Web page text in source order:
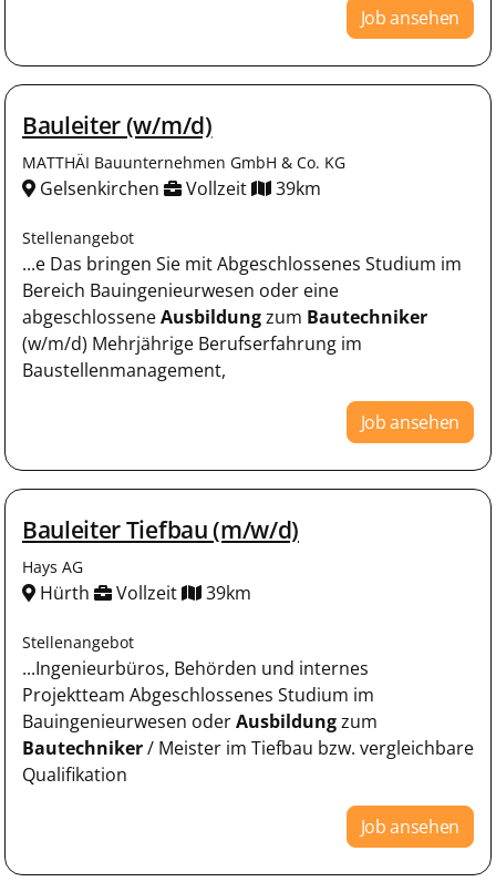
Job ansehen
Bauleiter (w/m/d)
MATTHÄI Bauunternehmen GmbH & Co. KG
Gelsenkirchen Vollzeit 39km
Stellenangebot
...e Das bringen Sie mit Abgeschlossenes Studium im
Bereich Bauingenieurwesen oder eine
abgeschlosseneAusbildungzum Bautechniker
(w/m/d) Mehrjährige Berufserfahrung im
Baustellenmanagement,
Job ansehen
Bauleiter Tiefbau (m/w/d)
Hays AG
Hürth Vollzeit 39km
Stellenangebot
...Ingenieurbüros, Behörden und internes
Projektteam Abgeschlossenes Studium im
Bauingenieurwesen oderAusbildungzum
Bautechniker/ Meister im Tiefbau bzw. vergleichbare
Qualifikation
Job ansehen